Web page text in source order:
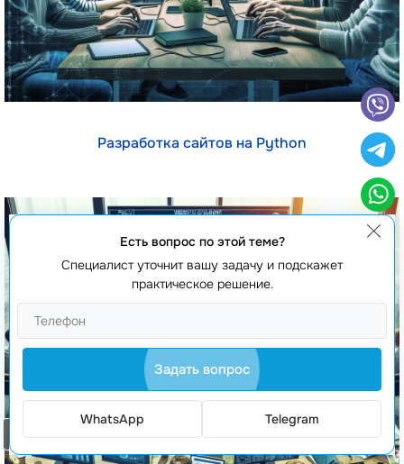
Разработка сайтов на Python
Есть вопрос по этой теме?
Специалист уточнит вашу задачу и подскажет
практическое решение.
Задать вопрос
WhatsApp Telegram
Заказать звонок